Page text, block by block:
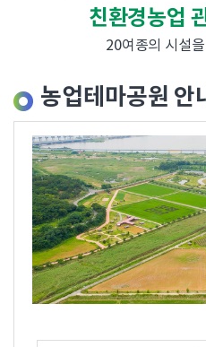
친환경농업
20여종의 시설
농업테마공원 안